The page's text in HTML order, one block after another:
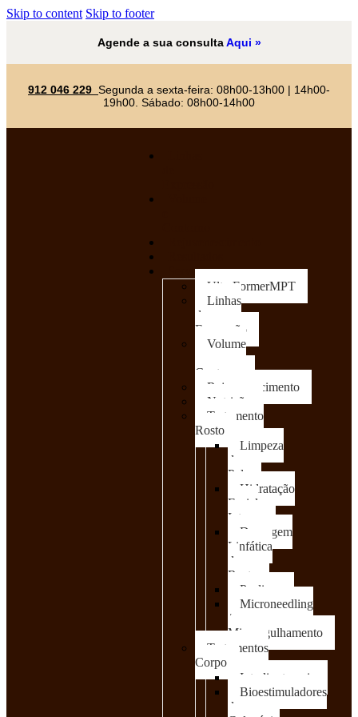
Skip to content Skip to footer
Agende a sua consultaAqui »
912 046 229 Segunda a sexta-feira: 08h00-13h00 | 14h00-
19h00. Sábado: 08h00-14h00
Serviços
UltraFormerMPT
Linhas
de
Expressão
Volume
Contorno
Rejuvenescimento
Nutrição
Tratamento
Rosto
Limpeza
de
Pele
Hidratação
Facial
Intensa
Drenagem
Linfática
de
Rosto
Peelings
Microneedling
/
Microagulhamento
Tratamentos
Corpo
Intralipoterapia
Bioestimuladores
de